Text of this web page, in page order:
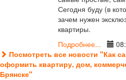
Сегодня буду (в
зачем нужен
квартиры.
Подробнее...
Посмотреть все новости "Как
оформить квартиру, дом,
Брянске"